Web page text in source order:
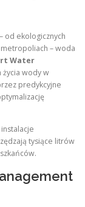
od ekologicznych
– woda
Water
życia wody w
predykcyjne
tysiące litrów